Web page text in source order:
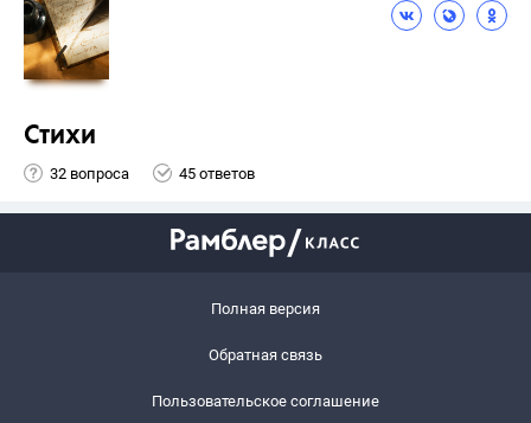
Стихи
32 вопроса 45 ответов
Полная версия
Обратная связь
Пользовательское соглашение